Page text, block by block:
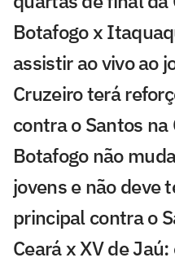
Botafogo x
assistir ao vivo ao
Cruzeiro terá
contra o Santos na
Botafogo não
jovens e não deve
principal contra o
Ceará x XV de